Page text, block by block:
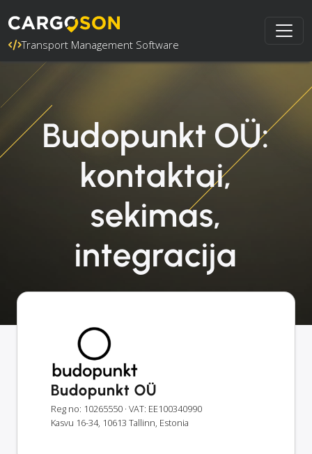
Transport Management Software
Budopunkt OÜ:
kontaktai,
sekimas,
integracija
Budopunkt OÜ
Reg no: 10265550 · VAT: EE100340990
Kasvu 16-34, 10613 Tallinn, Estonia